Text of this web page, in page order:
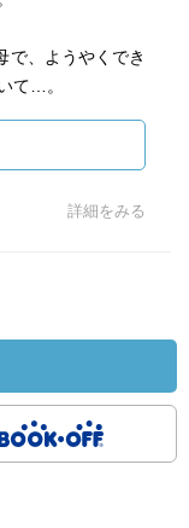
、ようやくでき
て…。
ｗ
見えちゃいまし
詳細をみる